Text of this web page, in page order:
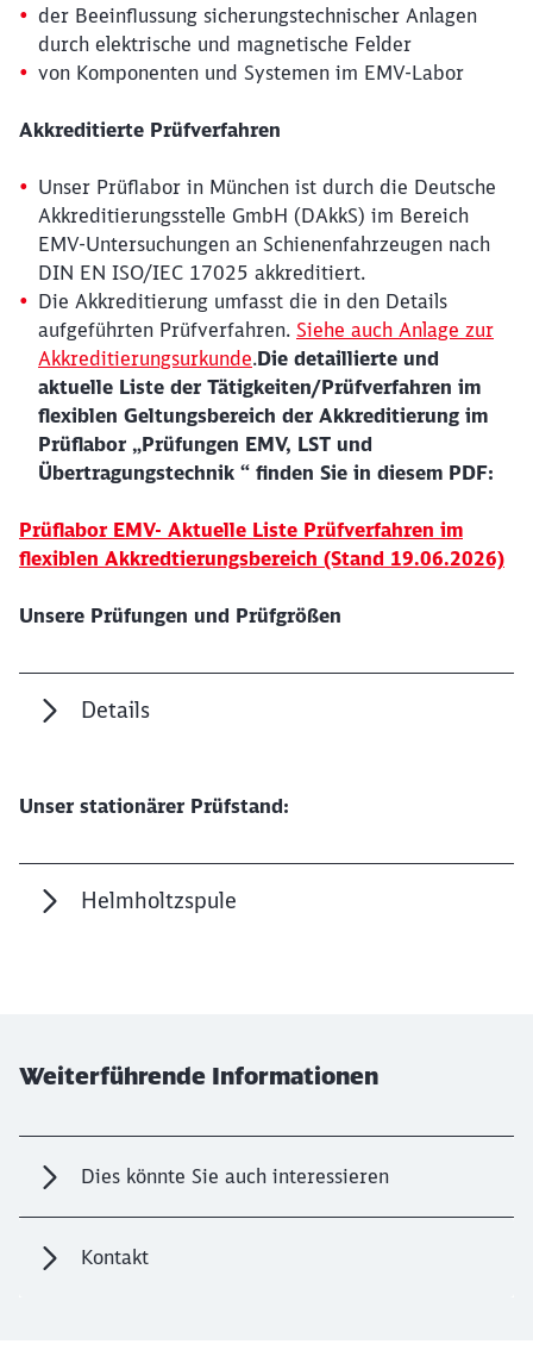
der Beeinflussung sicherungstechnischer Anlagen
durch elektrische und magnetische Felder
von Komponenten und Systemen im EMV-Labor
Akkreditierte Prüfverfahren
Unser Prüflabor in München ist durch die Deutsche
Akkreditierungsstelle GmbH (DAkkS) im Bereich
EMV-Untersuchungen an Schienenfahrzeugen nach
DIN EN ISO/IEC 17025 akkreditiert.
Die Akkreditierung umfasst die in den Details
aufgeführten Prüfverfahren. Siehe auch Anlage zur
Akkreditierungsurkunde.Die detaillierte und
aktuelle Liste der Tätigkeiten/Prüfverfahren im
flexiblen Geltungsbereich der Akkreditierung im
Prüflabor „Prüfungen EMV, LST und
Übertragungstechnik “ finden Sie in diesem PDF:
Prüflabor EMV- Aktuelle Liste Prüfverfahren im
flexiblen Akkredtierungsbereich (Stand 19.06.2026)
Unsere Prüfungen und Prüfgrößen
Details
Unser stationärer Prüfstand:
Helmholtzspule
Weiterführende Informationen
Dies könnte Sie auch interessieren
Kontakt
werden?